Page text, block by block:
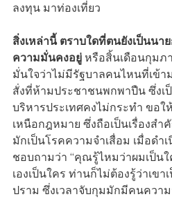
ลงทุน มาท่องเที่ยว
สิ่งเหล่านี้ ตราบใดที่ตนยังเป็นน
ความมั่นคงอยู่ หรือสิ้นเดือนกุมภ
มั่นใจว่าไม่มีรัฐบาลคนไหนที่เข้า
สั่งที่ห้ามประชาชนพกพาปืน ซึ่ง
บริหารประเทศคงไม่กระทำ ขอ
เหนือกฎหมาย ซึ่งถือเป็นเรื่องส
มักเป็นโรคความจำเสื่อม เมื่อดำ
ชอบถามว่า “คุณรู้ไหมว่าผมเป็นใ
เองเป็นใคร ท่านก็ไม่ต้องรู้ว่าเข
ปราม ซึ่งเวลาจับกุมมักมีคนควา